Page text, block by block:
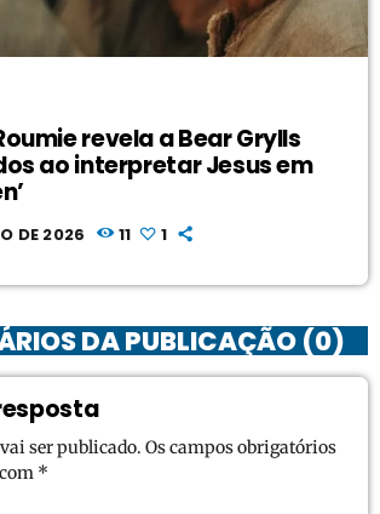
revela a Bear Grylls
ao interpretar Jesus em
DE 2026 11 1
DA PUBLICAÇÃO (0)
ser publicado. Os campos obrigatórios
*